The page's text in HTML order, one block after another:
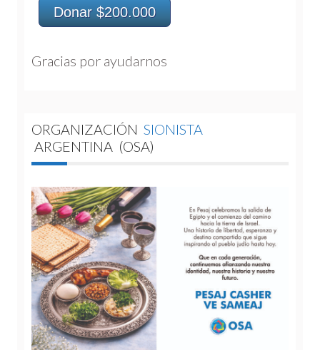
Donar $200.000
Gracias por ayudarnos
ORGANIZACIÓN SIONISTA
ARGENTINA (OSA)